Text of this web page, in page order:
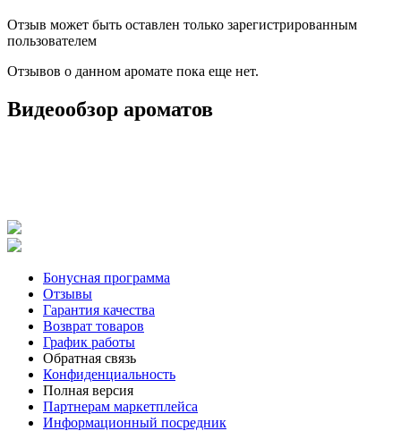
Отзыв может быть оставлен только зарегистрированным
пользователем
Отзывов о данном аромате пока еще нет.
Видеообзор ароматов
Бонусная программа
Отзывы
Гарантия качества
Возврат товаров
График работы
Обратная связь
Конфиденциальность
Полная версия
Партнерам маркетплейса
Информационный посредник